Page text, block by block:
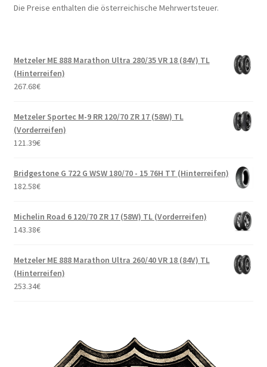
Die Preise enthalten die österreichische Mehrwertsteuer.
Metzeler ME 888 Marathon Ultra 280/35 VR 18 (84V) TL
(Hinterreifen)
267.68€
Metzeler Sportec M-9 RR 120/70 ZR 17 (58W) TL
(Vorderreifen)
121.39€
Bridgestone G 722 G WSW 180/70 - 15 76H TT (Hinterreifen)
182.58€
Michelin Road 6 120/70 ZR 17 (58W) TL (Vorderreifen)
143.38€
Metzeler ME 888 Marathon Ultra 260/40 VR 18 (84V) TL
(Hinterreifen)
253.34€